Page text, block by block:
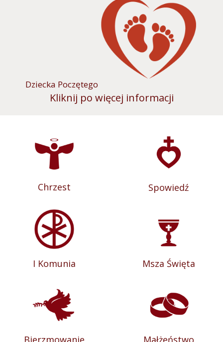
Dziecka Poczętego
Kliknij po więcej informacji
Chrzest Spowiedź
I Komunia Msza Święta
Bierzmowanie Małżeństwo